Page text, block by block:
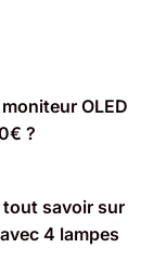
OLED
?
tout savoir sur
4 lampes